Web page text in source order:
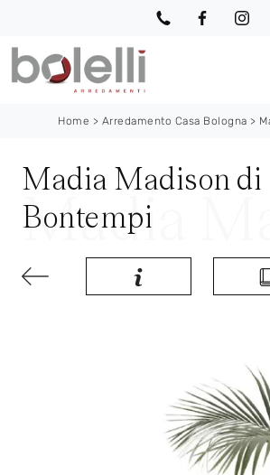
Home > Arredamento Casa Bologna >
Madia Madison di
Bontempi